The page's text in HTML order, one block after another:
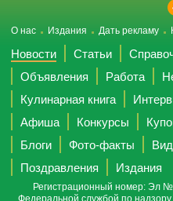
О нас Издания Дать рекламу
Новости Статьи
Объявления
Работа
Кулинарная книга
Афиша
Конкурсы
Блоги
Фото-факты
Поздравления
Издания
Регистрационный номер: Эл №
Федеральной службой по